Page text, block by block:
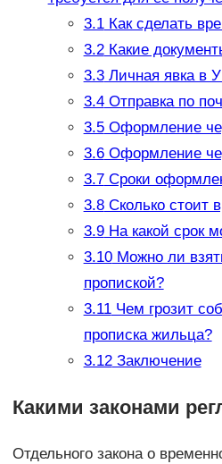
3.1Как сделать
3.2Какие
3.3Личная явка в
3.4Отправка по
3.5Оформление
3.6Оформление
3.7Сроки
3.8Сколько стоит
3.9На какой срок
3.10Можно ли
пропиской?
3.11Чем грозит
прописка жильца?
3.12Заключение
Какими законами
Отдельного закона о